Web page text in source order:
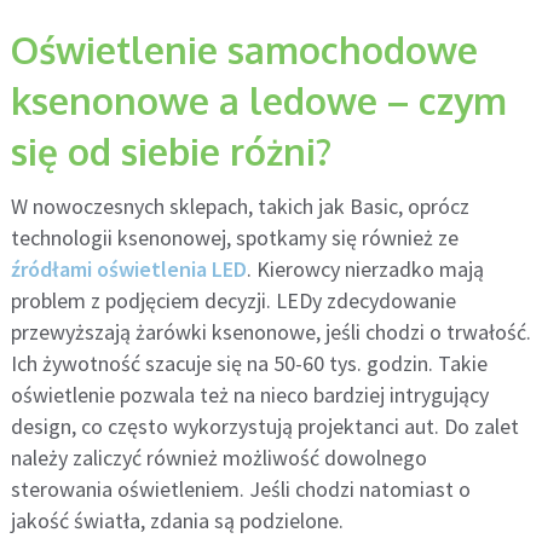
Oświetlenie samochodowe
ksenonowe a ledowe – czym
się od siebie różni?
W nowoczesnych sklepach, takich jak Basic, oprócz
technologii ksenonowej, spotkamy się również ze
źródłami oświetlenia LED. Kierowcy nierzadko mają
problem z podjęciem decyzji. LEDy zdecydowanie
przewyższają żarówki ksenonowe, jeśli chodzi o trwałość.
Ich żywotność szacuje się na 50-60 tys. godzin. Takie
oświetlenie pozwala też na nieco bardziej intrygujący
design, co często wykorzystują projektanci aut. Do zalet
należy zaliczyć również możliwość dowolnego
sterowania oświetleniem. Jeśli chodzi natomiast o
jakość światła, zdania są podzielone.